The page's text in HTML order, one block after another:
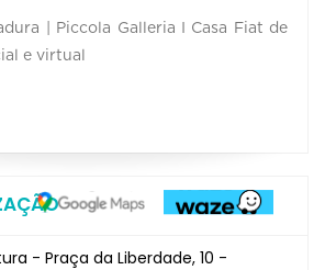
| Piccola Galleria I Casa Fiat de
e virtual
- Praça da Liberdade, 10 -